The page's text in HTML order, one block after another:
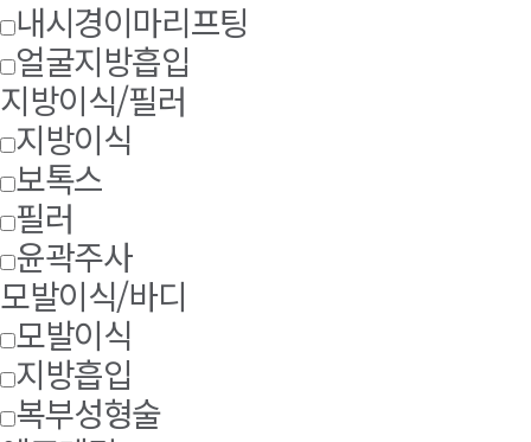
내시경이마리프팅
얼굴지방흡입
지방이식/필러
지방이식
보톡스
필러
윤곽주사
모발이식/바디
모발이식
지방흡입
복부성형술